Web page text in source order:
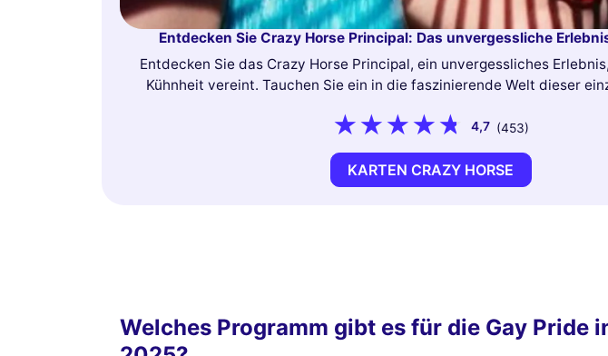
Entdecken Sie Crazy Horse Principal: Das unvergessliche
Entdecken Sie das Crazy Horse Principal, ein unvergessliches
Kühnheit vereint. Tauchen Sie ein in die faszinierende Welt dieser
4,7 (453)
KARTEN CRAZY HORSE
Welches Programm gibt es für die Gay Pride